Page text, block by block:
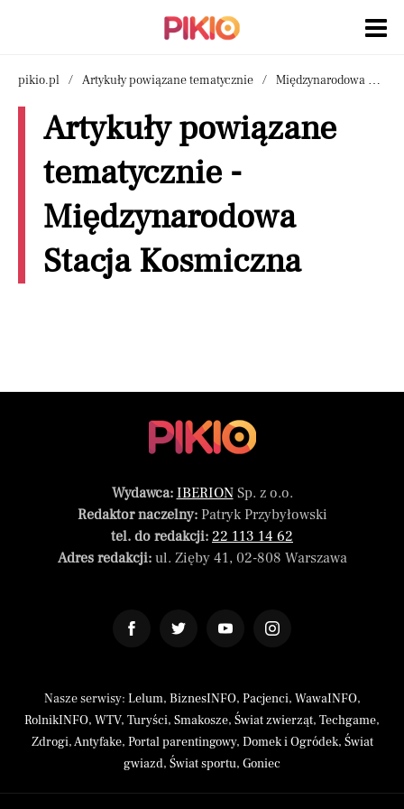
pikio.pl Artykuły powiązane tematycznie Międzynarodowa Stacja Kosmiczna
Artykuły powiązane
tematycznie -
Międzynarodowa
Stacja Kosmiczna
Wydawca: IBERIONSp. z o.o.
Redaktor naczelny:Patryk Przybyłowski
tel. do redakcji: 22 113 14 62
Adres redakcji:ul. Zięby 41, 02-808 Warszawa
Nasze serwisy: Lelum, BiznesINFO, Pacjenci, WawaINFO,
RolnikINFO, WTV, Turyści, Smakosze, Świat zwierząt, Techgame,
Zdrogi,Antyfake, Portal parentingowy, Domek i Ogródek, Świat
gwiazd, Świat sportu, Goniec